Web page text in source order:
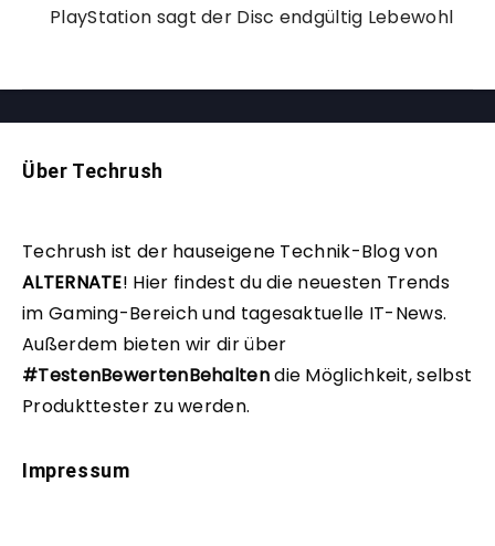
PlayStation sagt der Disc endgültig Lebewohl
Über Techrush
Techrush ist der hauseigene Technik-Blog von
ALTERNATE! Hier findest du die neuesten Trends
im Gaming-Bereich und tagesaktuelle IT-News.
Außerdem bieten wir dir über
#TestenBewertenBehaltendie Möglichkeit, selbst
Produkttester zu werden.
Impressum